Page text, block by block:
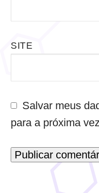
SITE
Salvar meus
para a próxima